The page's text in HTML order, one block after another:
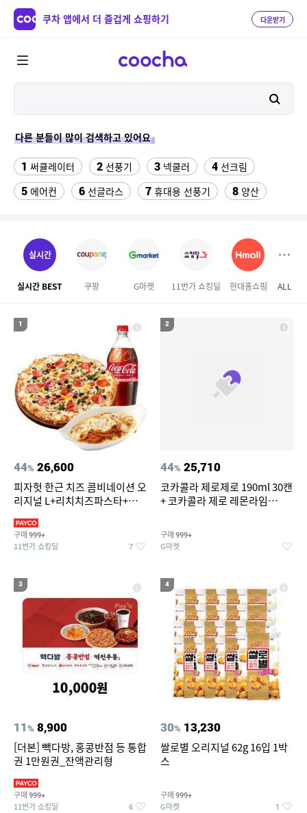
쿠차 앱에서 더 즐겁게 쇼핑하기 다운받기
다른 분들이 많이 검색하고 있어요
1 써큘레이터 2 선풍기 3 넥쿨러 4 선크림
5 에어컨 6 선글라스 7 휴대용 선풍기 8 양산
12 팔찌부자재
15 성인용세발자전거중고
17 겔럭시25카드케이스 18 여성칠부바지
크록스
ALL
실시간
실시간 BEST 쿠팡 G마켓 11번가 쇼킹딜 현대홈쇼핑 GS
1
44% 26,600
피자헛 한근 치즈 콤비네이션 오
리지널 L+리치치즈파스타+콜
구매 999+
11번가 쇼킹딜 7
2
44% 25,710
코카콜라 제로제로 190ml 30캔
+ 코카콜라 제로 레몬라임
티커 세트
구매 999+
G마켓
3
11% 8,900
[더본] 빽다방, 홍콩반점 등 통합
권 1만원권_잔액관리형
구매 999+
11번가 쇼킹딜 6
4
30% 13,230
쌀로별 오리지널 62g 16입 1박
스
구매 999+
G마켓 1